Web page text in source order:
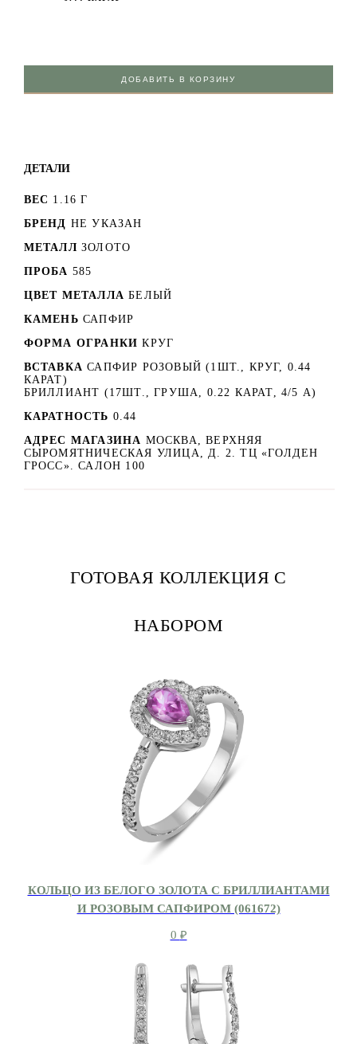
ДОБАВИТЬ В КОРЗИНУ
ДЕТАЛИ
ВЕС 1.16 Г
БРЕНД НЕ УКАЗАН
МЕТАЛЛ ЗОЛОТО
ПРОБА 585
ЦВЕТ МЕТАЛЛА БЕЛЫЙ
КАМЕНЬ САПФИР
ФОРМА ОГРАНКИ КРУГ
ВСТАВКА САПФИР РОЗОВЫЙ (1ШТ., КРУГ, 0.44
КАРАТ)
БРИЛЛИАНТ (17ШТ., ГРУША, 0.22 КАРАТ, 4/5 А)
КАРАТНОСТЬ 0.44
АДРЕС МАГАЗИНА МОСКВА, ВЕРХНЯЯ
СЫРОМЯТНИЧЕСКАЯ УЛИЦА, Д. 2. ТЦ «ГОЛДЕН
ГРОСС». САЛОН 100
ГОТОВАЯ КОЛЛЕКЦИЯ С
НАБОРОМ
КОЛЬЦО ИЗ БЕЛОГО ЗОЛОТА С БРИЛЛИАНТАМИ
И РОЗОВЫМ САПФИРОМ (061672)
0 ₽